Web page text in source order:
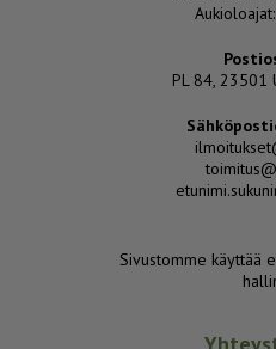
PL 84, 23501
Sivustomme käyttää